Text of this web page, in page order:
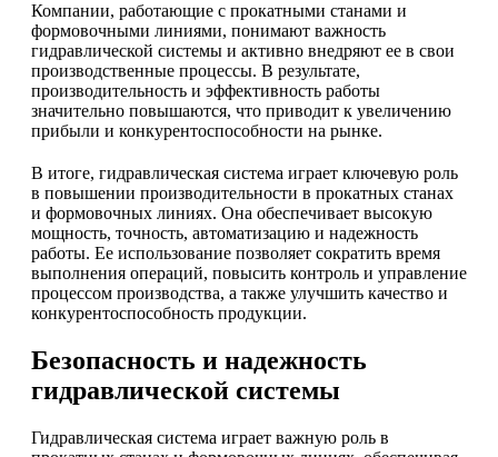
Компании, работающие с прокатными станами и
формовочными линиями, понимают важность
гидравлической системы и активно внедряют ее в свои
производственные процессы. В результате,
производительность и эффективность работы
значительно повышаются, что приводит к увеличению
прибыли и конкурентоспособности на рынке.
В итоге, гидравлическая система играет ключевую роль
в повышении производительности в прокатных станах
и формовочных линиях. Она обеспечивает высокую
мощность, точность, автоматизацию и надежность
работы. Ее использование позволяет сократить время
выполнения операций, повысить контроль и управление
процессом производства, а также улучшить качество и
конкурентоспособность продукции.
Безопасность и надежность
гидравлической системы
Гидравлическая система играет важную роль в